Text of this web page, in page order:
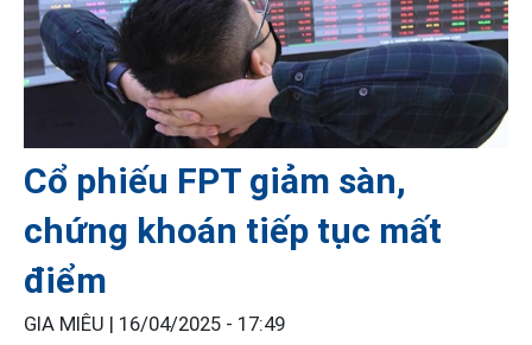
Cổ phiếu FPT giảm sàn,
chứng khoán tiếp tục mất
điểm
GIA MIÊU | 16/04/2025 - 17:49